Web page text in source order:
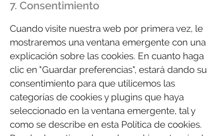
7. Consentimiento
Cuando visite nuestra web por primera vez, le
mostraremos una ventana emergente con una
explicación sobre las cookies. En cuanto haga
clic en "Guardar preferencias", estará dando su
consentimiento para que utilicemos las
categorías de cookies y plugins que haya
seleccionado en la ventana emergente, tal y
como se describe en esta Política de cookies.